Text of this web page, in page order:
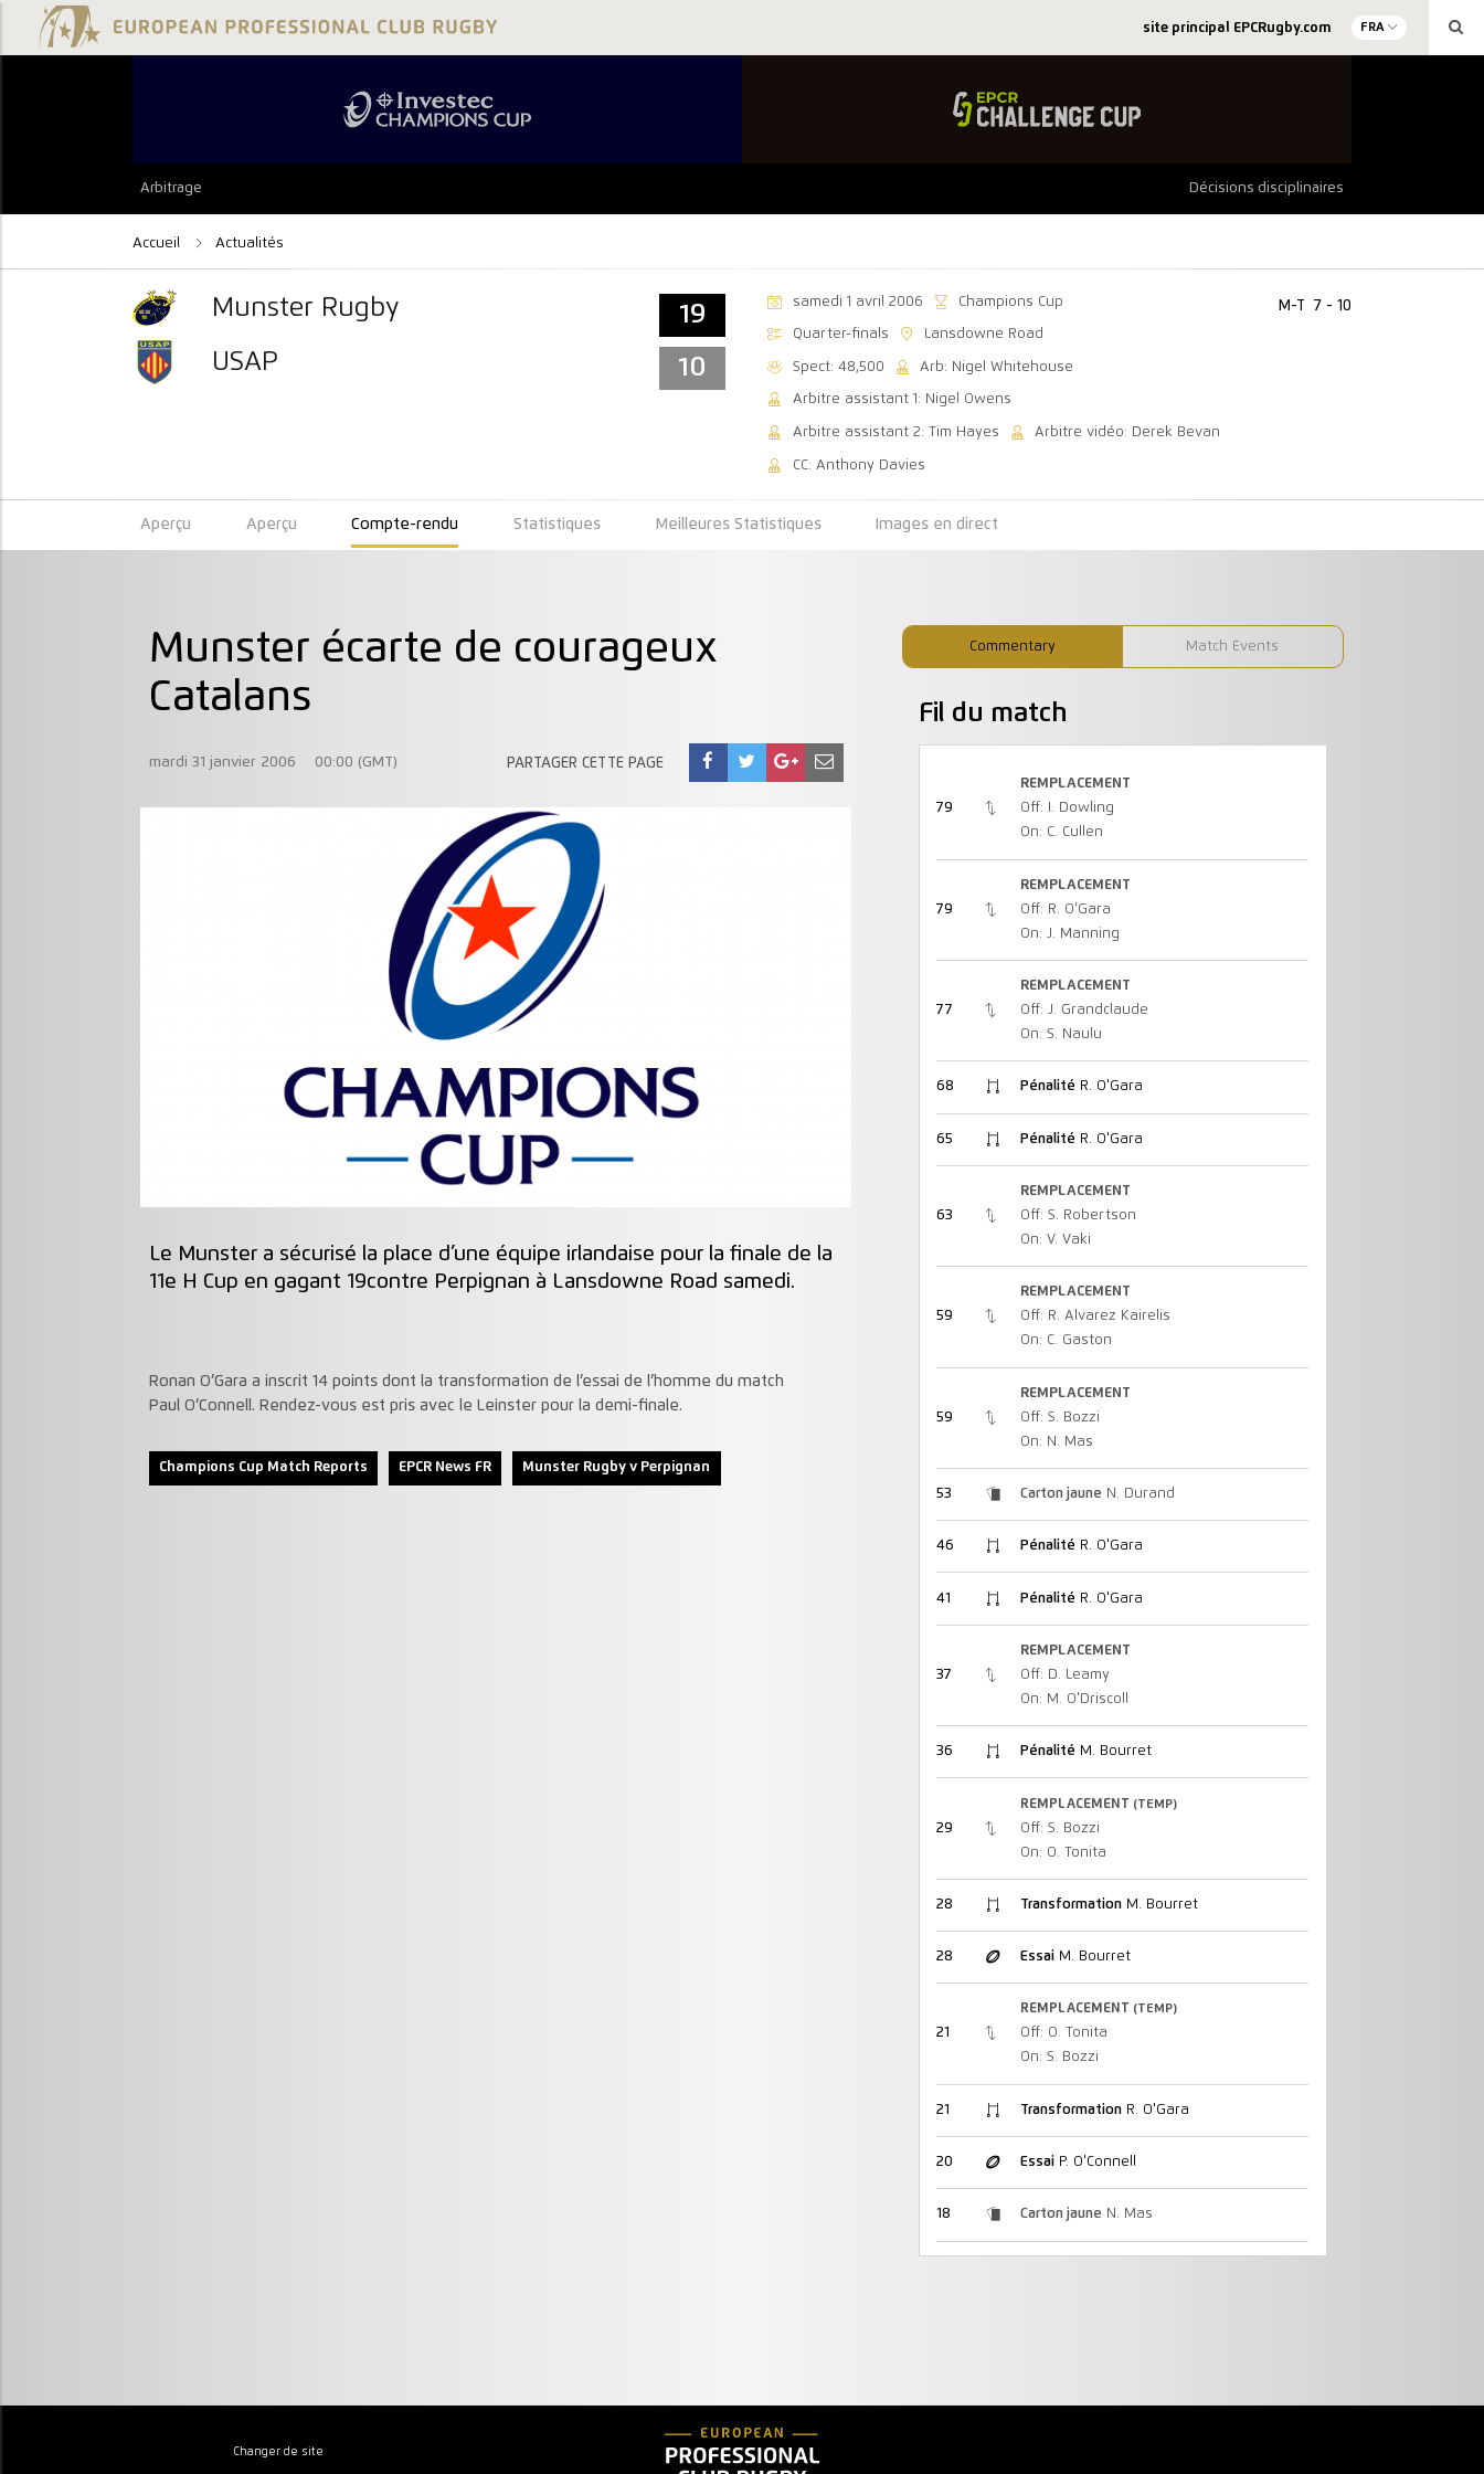
site principal EPCRugby.com FRA
Arbitrage Décisions disciplinaires
Accueil Actualités
Munster Rugby
USAP
19
10
samedi 1 avril 2006 Champions Cup
Quarter-finals Lansdowne Road
Spect: 48,500 Arb: Nigel Whitehouse
Arbitre assistant 1: Nigel Owens
Arbitre assistant 2: Tim Hayes Arbitre vidéo: Derek Bevan
CC: Anthony Davies
M-T 7 - 10
Aperçu Aperçu Compte-rendu Statistiques Meilleures Statistiques Images en direct
Commentary Match Events
Munster écarte de courageux
Catalans
mardi 31 janvier 2006 00:00 (GMT) PARTAGER CETTE PAGE
Le Munstera sécurisé la place d’une équipe irlandaise pour la finale de la
11e H Cup en gagant 19contre Perpignan à Lansdowne Road samedi.
Ronan O’Gara a inscrit 14 pointsdont la transformation de l’essai de l’homme du match
Paul O’Connell. Rendez-vous est pris avec le Leinster pour la demi-finale.
Champions Cup Match Reports EPCR News FR Munster Rugby v Perpignan
Fil du match
79
REMPLACEMENT
Off: I. Dowling
On: C. Cullen
79
REMPLACEMENT
Off: R. O'Gara
On: J. Manning
77
REMPLACEMENT
Off: J. Grandclaude
On: S. Naulu
68 Pénalité R. O'Gara
65 Pénalité R. O'Gara
63
REMPLACEMENT
Off: S. Robertson
On: V. Vaki
59
REMPLACEMENT
Off: R. Alvarez Kairelis
On: C. Gaston
59
REMPLACEMENT
Off: S. Bozzi
On: N. Mas
53 Carton jaune N. Durand
46 Pénalité R. O'Gara
41 Pénalité R. O'Gara
37
REMPLACEMENT
Off: D. Leamy
On: M. O'Driscoll
36 Pénalité M. Bourret
29
REMPLACEMENT (TEMP)
Off: S. Bozzi
On: O. Tonita
28 TransformationM. Bourret
28 EssaiM. Bourret
21
REMPLACEMENT (TEMP)
Off: O. Tonita
On: S. Bozzi
21 TransformationR. O'Gara
20 EssaiP. O'Connell
18 Carton jaune N. Mas
Changer de site